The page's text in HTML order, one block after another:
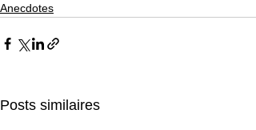
Anecdotes
Posts similaires